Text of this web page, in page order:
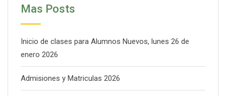
Mas Posts
Inicio de clases para Alumnos Nuevos, lunes 26 de
enero 2026
Admisiones y Matriculas 2026